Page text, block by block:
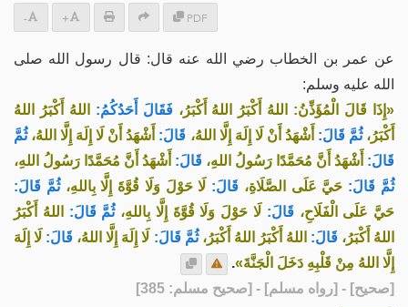
PDF
+
-
عن عمر بن الخطاب رضي الله عنه قال: قال رسول الله صلى
الله عليه وسلم:
«إِذَا قَالَ الْمُؤَذِّنُ: اللهُ أَكْبَرُ اللهُ أَكْبَرُ، فَقَالَ أَحَدُكُمُ: اللهُ أَكْبَرُ اللهُ
أَكْبَرُ، ثُمَّ قَالَ: أَشْهَدُ أَنْ لَا إِلَهَ إِلَّا اللهُ، قَالَ: أَشْهَدُ أَنْ لَا إِلَهَ إِلَّا اللهُ، ثُمَّ
قَالَ: أَشْهَدُ أَنَّ مُحَمَّدًا رَسُولُ اللهِ، قَالَ: أَشْهَدُ أَنَّ مُحَمَّدًا رَسُولُ اللهِ،
ثُمَّ قَالَ: حَيَّ عَلَى الصَّلَاةِ، قَالَ: لَا حَوْلَ وَلَا قُوَّةَ إِلَّا بِاللهِ، ثُمَّ قَالَ:
حَيَّ عَلَى الْفَلَاحِ، قَالَ: لَا حَوْلَ وَلَا قُوَّةَ إِلَّا بِاللهِ، ثُمَّ قَالَ: اللهُ أَكْبَرُ
اللهُ أَكْبَرُ، قَالَ: اللهُ أَكْبَرُ اللهُ أَكْبَرُ، ثُمَّ قَالَ: لَا إِلَهَ إِلَّا اللهُ، قَالَ: لَا إِلَهَ
إِلَّا اللهُ مِنْ قَلْبِهِ دَخَلَ الْجَنَّةَ».
[صحيح] - [رواه مسلم] - [صحيح مسلم: 385]